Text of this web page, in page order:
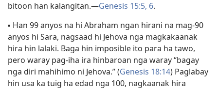
bitoon han kalangitan.—Genesis 15:5, 6.
▪ Han 99 anyos na hi Abraham ngan hirani na mag-90
anyos hi Sara, nagsaad hi Jehova nga magkakaanak
hira hin lalaki. Baga hin imposible ito para ha tawo,
pero waray pag-iha ira hinbaroan nga waray “bagay
nga diri mahihimo ni Jehova.” (Genesis 18:14) Paglabay
hin usa ka tuig ha edad nga 100, nagkaanak hira